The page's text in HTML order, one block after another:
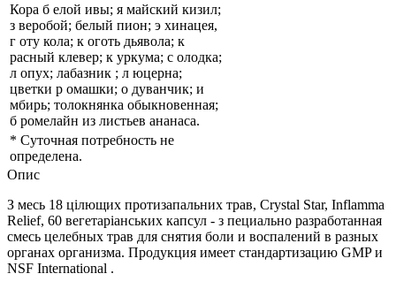
Кора б елой ивы; я майский кизил;
з веробой; белый пион; э хинацея,
г оту кола; к оготь дьявола; к
расный клевер; к уркума; с олодка;
л опух; лабазник ; л юцерна;
цветки р омашки; о дуванчик; и
мбирь; толокнянка обыкновенная;
б ромелайн из листьев ананаса.
* Суточная потребность не
определена.
Опис
З месь 18 цілющих протизапальних трав, Crystal Star, Inflamma
Relief, 60 вегетаріанських капсул - з пециально разработанная
смесь целебных трав для снятия боли и воспалений в разных
органах организма. Продукция имеет стандартизацию GMP и
NSF International .